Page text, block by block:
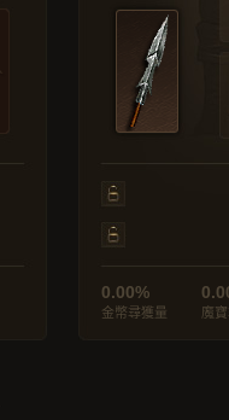
0.00%
金幣尋獲量 魔